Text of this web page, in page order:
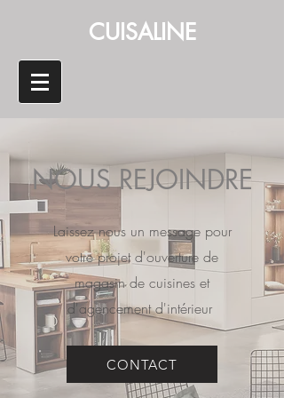
CUISALINE
NOUS REJOINDRE
Laissez nous un message pour
votre projet d'ouverture de
magasin de cuisines et
d'agencement d'intérieur
CONTACT